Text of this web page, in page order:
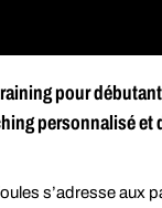
pour
personnalisé et
s’adresse aux